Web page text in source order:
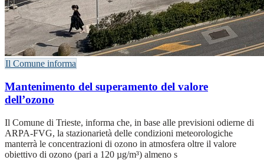
Il Comune informa
Mantenimento del superamento del valore
dell’ozono
Il Comune di Trieste, informa che, in base alle previsioni odierne di
ARPA-FVG, la stazionarietà delle condizioni meteorologiche
manterrà le concentrazioni di ozono in atmosfera oltre il valore
obiettivo di ozono (pari a 120 µg/m³) almeno s